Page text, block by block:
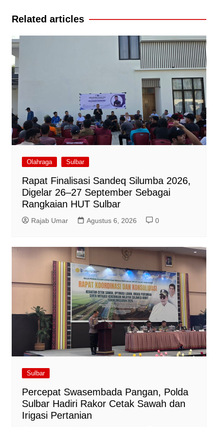
Related articles
Olahraga Sulbar
Rapat Finalisasi Sandeq Silumba 2026,
Digelar 26–27 September Sebagai
Rangkaian HUT Sulbar
Rajab Umar Agustus 6, 2026 0
Sulbar
Percepat Swasembada Pangan, Polda
Sulbar Hadiri Rakor Cetak Sawah dan
Irigasi Pertanian